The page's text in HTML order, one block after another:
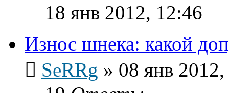
18 янв 2012, 12:46
Износ шнека: какой
SeRRg » 08 янв